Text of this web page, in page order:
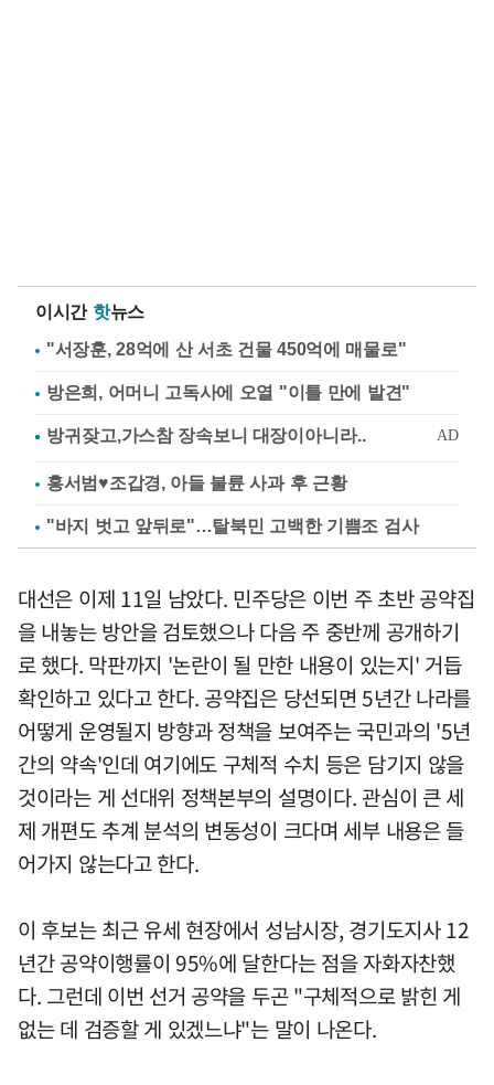
이시간 핫뉴스
"서장훈, 28억에 산 서초 건물 450억에 매물로"
방은희, 어머니 고독사에 오열 "이틀 만에 발견"
홍서범♥조갑경, 아들 불륜 사과 후 근황
"바지 벗고 앞뒤로"…탈북민 고백한 기쁨조 검사
대선은 이제 11일 남았다. 민주당은 이번 주 초반 공약집
을 내놓는 방안을 검토했으나 다음 주 중반께 공개하기
로 했다. 막판까지 '논란이 될 만한 내용이 있는지' 거듭
확인하고 있다고 한다. 공약집은 당선되면 5년간 나라를
어떻게 운영될지 방향과 정책을 보여주는 국민과의 '5년
간의 약속'인데 여기에도 구체적 수치 등은 담기지 않을
것이라는 게 선대위 정책본부의 설명이다. 관심이 큰 세
제 개편도 추계 분석의 변동성이 크다며 세부 내용은 들
어가지 않는다고 한다.
이 후보는 최근 유세 현장에서 성남시장, 경기도지사 12
년간 공약이행률이 95%에 달한다는 점을 자화자찬했
다. 그런데 이번 선거 공약을 두곤 "구체적으로 밝힌 게
없는 데 검증할 게 있겠느냐"는 말이 나온다.